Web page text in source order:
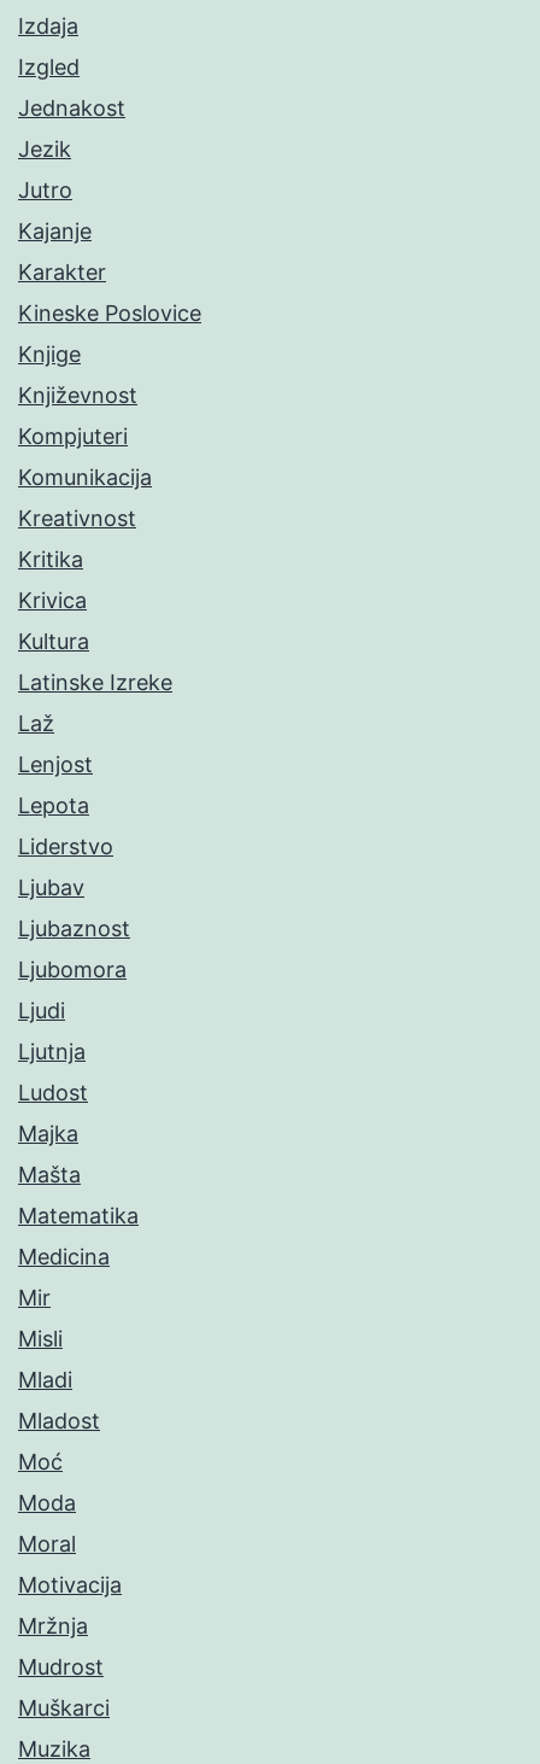
Izdaja
Izgled
Jednakost
Jezik
Jutro
Kajanje
Karakter
Kineske Poslovice
Knjige
Književnost
Kompjuteri
Komunikacija
Kreativnost
Kritika
Krivica
Kultura
Latinske Izreke
Laž
Lenjost
Lepota
Liderstvo
Ljubav
Ljubaznost
Ljubomora
Ljudi
Ljutnja
Ludost
Majka
Mašta
Matematika
Medicina
Mir
Misli
Mladi
Mladost
Moć
Moda
Moral
Motivacija
Mržnja
Mudrost
Muškarci
Muzika